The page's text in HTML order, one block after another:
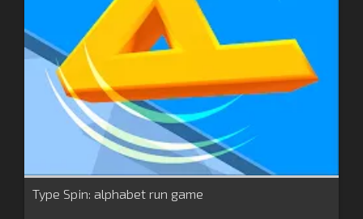
Type Spin: alphabet run game